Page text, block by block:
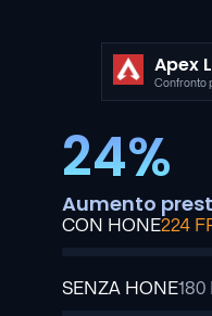
Apex
Confronto
24%
Aumento
CON HONE224
SENZA HONE180